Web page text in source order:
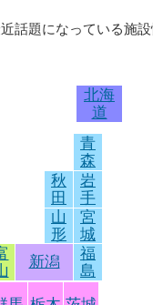
話題になっている施
北海
道
青
森
秋
田
岩
手
山
形
宮
城
新潟
福
島